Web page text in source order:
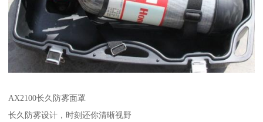
AX2100长久防雾面罩
长久防雾设计，时刻还你清晰视野